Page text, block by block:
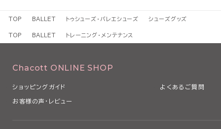
TOP BALLET トゥシューズ・バレエシューズ シューズグッズ
TOP BALLET トレーニング・メンテナンス
Chacott ONLINE SHOP
ショッピングガイド よくあるご質問
お客様の声・レビュー